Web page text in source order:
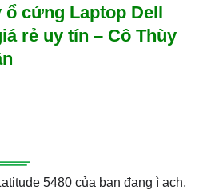
ổ cứng Laptop Dell
rẻ uy tín – Cô Thùy
5480 của bạn đang ì ạch,